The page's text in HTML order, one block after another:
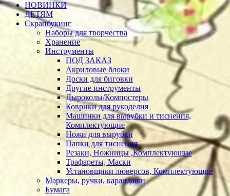
НОВИНКИ
ДЕТЯМ
Скрапбукинг
Наборы для творчества
Хранение
Инструменты
ПОД ЗАКАЗ
Акриловые блоки
Доски для биговки
Другие инструменты
Дыроколы/Компостеры
Коврики для рукоделия
Машинки для вырубки и тиснения,
Комплектующие
Ножи для вырубки
Папки для тиснения
Резаки, Ножницы ,Комплектующие
Трафареты, Маски
Установщики люверсов, Комплектующие
Маркеры, ручки, карандаши
Бумага